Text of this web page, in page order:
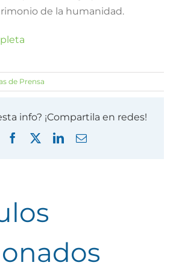
de la humanidad.
de Prensa
info? ¡Compartila en redes!
Facebook LinkedInCorreo